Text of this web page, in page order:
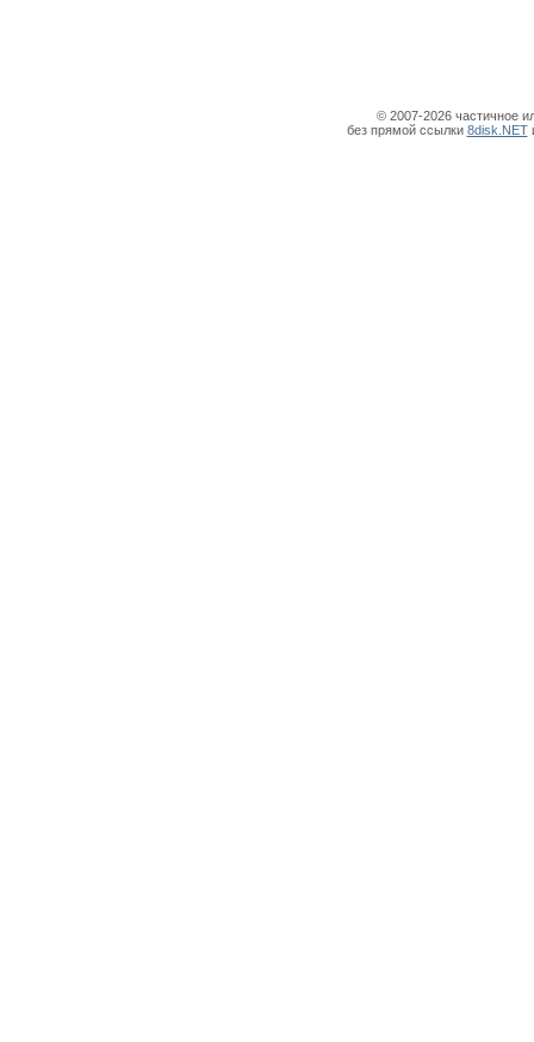
© 2007-2026 частичное
без прямой ссылки 8disk.NET